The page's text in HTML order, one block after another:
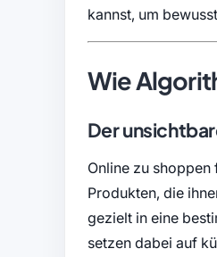
kannst, um
Wie
Der
Online zu
Produkten, die
gezielt in eine
setzen dabei auf